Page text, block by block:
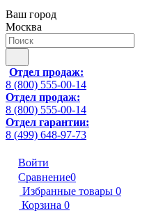
Ваш город
Москва
Отдел продаж:
8 (800) 555-00-14
Отдел продаж:
8 (800) 555-00-14
Отдел гарантии:
8 (499) 648-97-73
Войти
Сравнение0
Избранные товары 0
Корзина 0